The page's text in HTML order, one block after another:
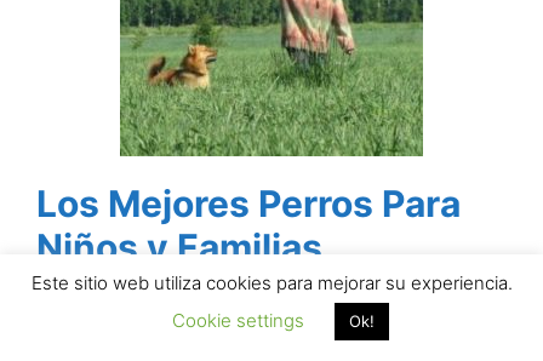
Los Mejores Perros Para
Niños y Familias
Este sitio web utiliza cookies para mejorar su experiencia.
Cookie settings
Ok!